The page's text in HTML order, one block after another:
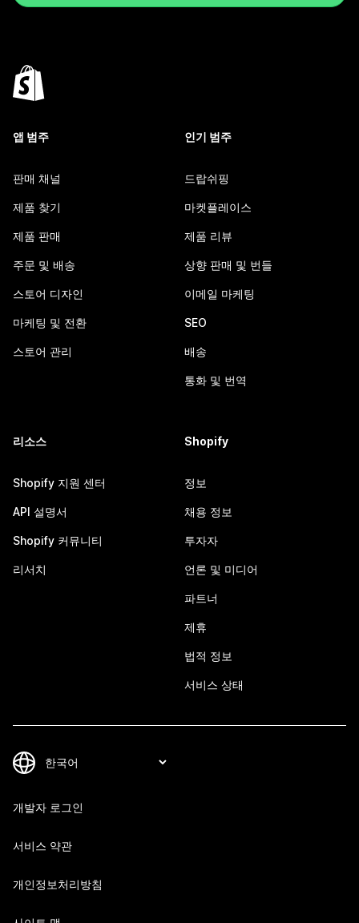
앱 범주
판매 채널
제품 찾기
제품 판매
주문 및 배송
스토어 디자인
마케팅 및 전환
스토어 관리
인기 범주
드랍쉬핑
마켓플레이스
제품 리뷰
상향 판매 및 번들
이메일 마케팅
SEO
배송
통화 및 번역
리소스
Shopify 지원 센터
API 설명서
Shopify 커뮤니티
리서치
Shopify
정보
채용 정보
투자자
언론 및 미디어
파트너
제휴
법적 정보
서비스 상태
개발자 로그인
서비스 약관
개인정보처리방침